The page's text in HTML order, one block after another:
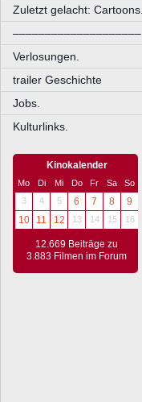
Zuletzt gelacht: Cartoons.
––––––––––––––––––––
Verlosungen.
trailer Geschichte
Jobs.
Kulturlinks.
Kinokalender
Mo Di Mi Do Fr Sa
So
3
4 5 6 7 8
9
10
11 12 13 14 15 16
12.669 Beiträge zu
3.883 Filmen im Forum